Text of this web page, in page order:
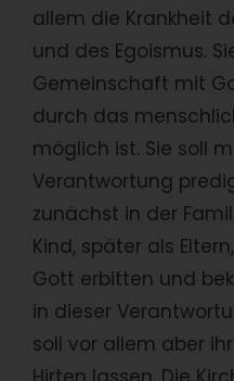
allem die Krankheit
und des Egoismus.
Gemeinschaft mit
durch das
möglich ist. Sie soll
Verantwortung
zunächst in der
Kind, später als
Gott erbitten und
in dieser
soll vor allem aber